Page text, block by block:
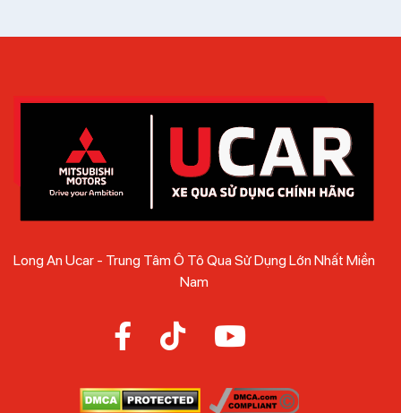
Long An Ucar - Trung Tâm Ô Tô Qua Sử Dụng Lớn Nhất Miền
Nam